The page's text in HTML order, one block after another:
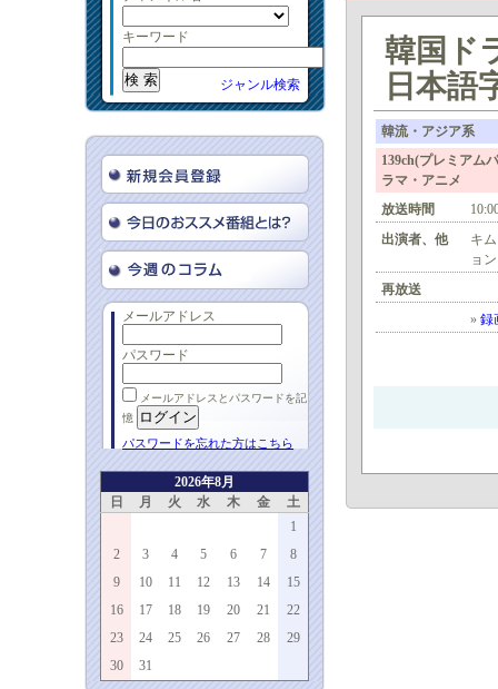
キーワード
ジャンル検索
メールアドレス
パスワード
メールアドレスとパスワードを記
憶
パスワードを忘れた方はこちら
2026年8月
日
月 火 水 木 金
土
1
2
3 4 5 6 7
8
9
10 11 12 13 14
15
16
17 18 19 20 21
22
23
24 25 26 27 28
29
30
31
韓国ド
日本語
韓流・アジア系
139ch(プレミア
ラマ・アニメ
放送時間
出演者、他
キ
ョ
再放送
» 録